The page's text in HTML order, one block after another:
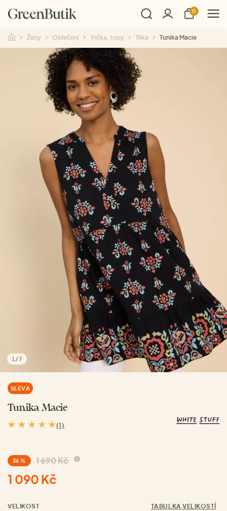
0
Ženy Oblečení Trička, topy Tílka Tunika Macie
1 /7
SLEVA
Tunika Macie
(1)
36 % 1 690 Kč
1 090 Kč
VELIKOST TABULKA VELIKOSTÍ